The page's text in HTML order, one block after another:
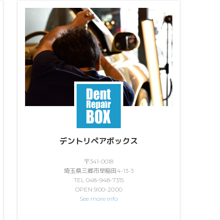
デントリペアボックス
〒341-0018
埼玉県三郷市早稲田4-13-3
TEL 048-948-7315
OPEN 9:00-20:00
See more info